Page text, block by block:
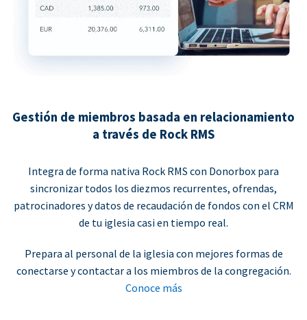
Gestión de miembros basada en relacionamiento
a través de Rock RMS
Integra de forma nativa Rock RMS con Donorbox para
sincronizar todos los diezmos recurrentes, ofrendas,
patrocinadores y datos de recaudación de fondos con el CRM
de tu iglesia casi en tiempo real.
Prepara al personal de la iglesia con mejores formas de
conectarse y contactar a los miembros de la congregación.
Conoce más